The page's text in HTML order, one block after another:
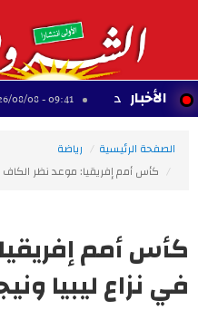
الأخبار 09:41 - 2026/08/08
الصفحة الرئيسية
رياضة
كأس أمم إفريقيا: موعد نظر الكاف
كأس أمم
في نزاع ليبيا